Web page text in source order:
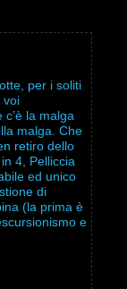
per i soliti
voi
la malga
malga. Che
retiro dello
4, Pelliccia
ed unico
di
(la prima è
e